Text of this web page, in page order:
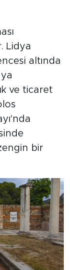
Lidya
altında
ve ticaret
bir